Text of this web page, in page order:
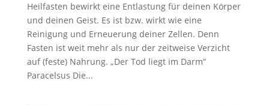
Heilfasten bewirkt eine Entlastung für deinen Körper
und deinen Geist. Es ist bzw. wirkt wie eine
Reinigung und Erneuerung deiner Zellen. Denn
Fasten ist weit mehr als nur der zeitweise Verzicht
auf (feste) Nahrung. „Der Tod liegt im Darm“
Paracelsus Die...